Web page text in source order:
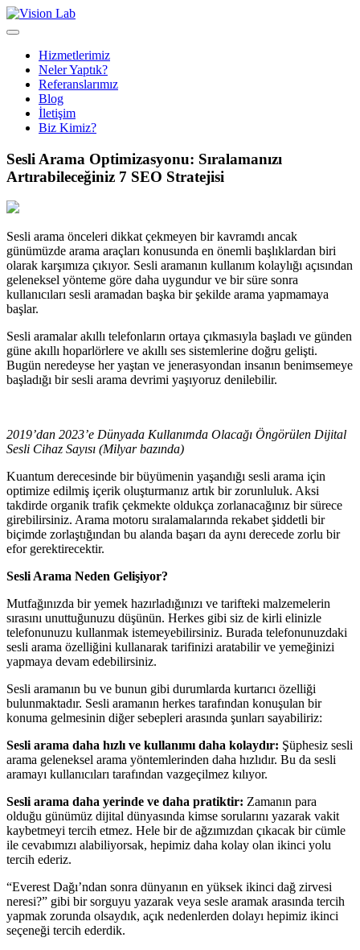
Hizmetlerimiz
Neler Yaptık?
Referanslarımız
Blog
İletişim
Biz Kimiz?
Sesli Arama Optimizasyonu: Sıralamanızı
Artırabileceğiniz 7 SEO Stratejisi
Sesli arama önceleri dikkat çekmeyen bir kavramdı ancak
günümüzde arama araçları konusunda en önemli başlıklardan biri
olarak karşımıza çıkıyor. Sesli aramanın kullanım kolaylığı açısından
geleneksel yönteme göre daha uygundur ve bir süre sonra
kullanıcıları sesli aramadan başka bir şekilde arama yapmamaya
başlar.
Sesli aramalar akıllı telefonların ortaya çıkmasıyla başladı ve günden
güne akıllı hoparlörlere ve akıllı ses sistemlerine doğru gelişti.
Bugün neredeyse her yaştan ve jenerasyondan insanın benimsemeye
başladığı bir sesli arama devrimi yaşıyoruz denilebilir.
2019’dan 2023’e Dünyada Kullanımda Olacağı Öngörülen Dijital
Sesli Cihaz Sayısı (Milyar bazında)
Kuantum derecesinde bir büyümenin yaşandığı sesli arama için
optimize edilmiş içerik oluşturmanız artık bir zorunluluk. Aksi
takdirde organik trafik çekmekte oldukça zorlanacağınız bir sürece
girebilirsiniz. Arama motoru sıralamalarında rekabet şiddetli bir
biçimde zorlaştığından bu alanda başarı da aynı derecede zorlu bir
efor gerektirecektir.
Sesli Arama Neden Gelişiyor?
Mutfağınızda bir yemek hazırladığınızı ve tarifteki malzemelerin
sırasını unuttuğunuzu düşünün. Herkes gibi siz de kirli elinizle
telefonunuzu kullanmak istemeyebilirsiniz. Burada telefonunuzdaki
sesli arama özelliğini kullanarak tarifinizi aratabilir ve yemeğinizi
yapmaya devam edebilirsiniz.
Sesli aramanın bu ve bunun gibi durumlarda kurtarıcı özelliği
bulunmaktadır. Sesli aramanın herkes tarafından konuşulan bir
konuma gelmesinin diğer sebepleri arasında şunları sayabiliriz:
Sesli arama daha hızlı ve kullanımı daha kolaydır: Şüphesiz sesli
arama geleneksel arama yöntemlerinden daha hızlıdır. Bu da sesli
aramayı kullanıcıları tarafından vazgeçilmez kılıyor.
Sesli arama daha yerinde ve daha pratiktir: Zamanın para
olduğu günümüz dijital dünyasında kimse sorularını yazarak vakit
kaybetmeyi tercih etmez. Hele bir de ağzımızdan çıkacak bir cümle
ile cevabımızı alabiliyorsak, hepimiz daha kolay olan ikinci yolu
tercih ederiz.
“Everest Dağı’ndan sonra dünyanın en yüksek ikinci dağ zirvesi
neresi?” gibi bir sorguyu yazarak veya sesle aramak arasında tercih
yapmak zorunda olsaydık, açık nedenlerden dolayı hepimiz ikinci
seçeneği tercih ederdik.